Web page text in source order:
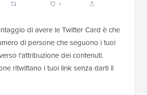
di avere le Twitter Card è che
di persone che seguono i tuoi
l'attribuzione dei contenuti.
ritwittano i tuoi link senza darti il